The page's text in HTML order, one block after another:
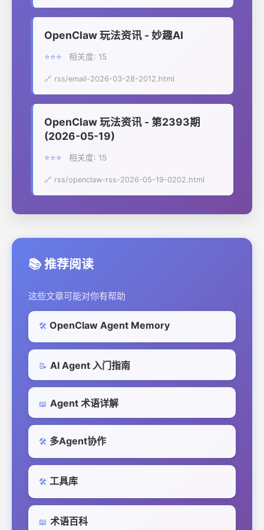
OpenClaw 玩法资讯 - 妙趣AI
⭐⭐⭐ 相关度: 15
🔗 rss/email-2026-03-28-2012.html
OpenClaw 玩法资讯 - 第2393期
(2026-05-19)
⭐⭐⭐ 相关度: 15
🔗 rss/openclaw-rss-2026-05-19-0202.html
📚 推荐阅读
这些文章可能对你有帮助
🛠️ OpenClaw Agent Memory
📝 AI Agent 入门指南
📖 Agent 术语详解
🛠️ 多Agent协作
🛠️ 工具库
📖 术语百科